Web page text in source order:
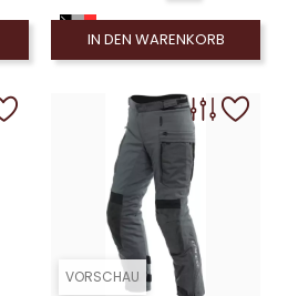
IN DEN WARENKORB
VORSCHAU